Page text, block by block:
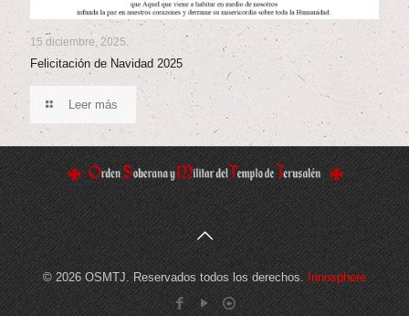
15 diciembre, 2025
Felicitación de Navidad 2025
Leer más
© 2026 OSMTJ. Reservados todos los derechos.Innosphere